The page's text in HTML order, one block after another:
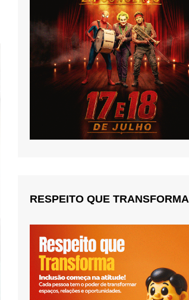
RESPEITO QUE TRANSFORMA